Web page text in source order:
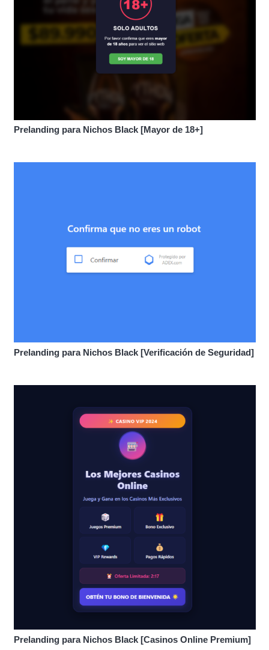
Prelanding para Nichos Black [Mayor de 18+]
Prelanding para Nichos Black [Verificación de Seguridad]
Prelanding para Nichos Black [Casinos Online Premium]